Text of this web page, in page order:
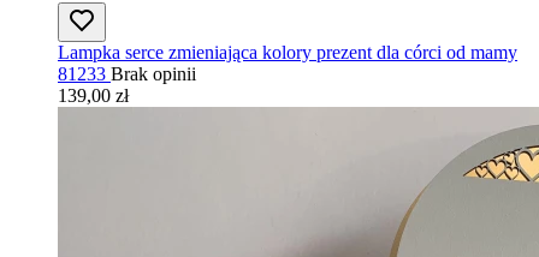
Lampka serce zmieniająca kolory prezent dla córci od mamy
81233 Brak opinii
139,00 zł